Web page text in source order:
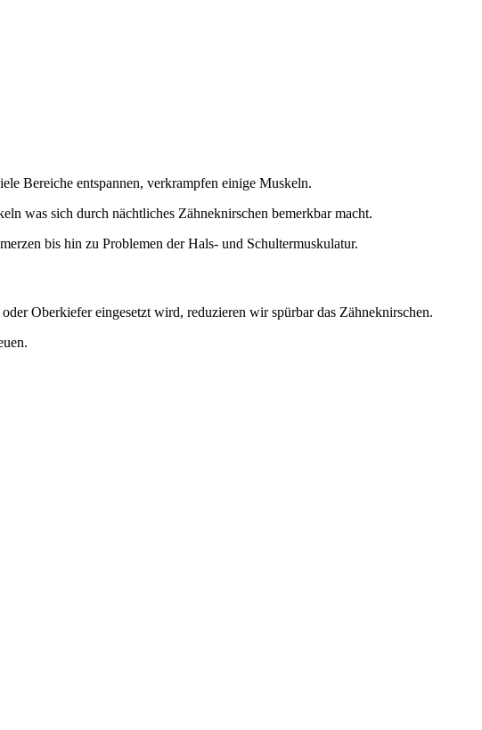
Bereiche entspannen, verkrampfen einige Muskeln.
was sich durch nächtliches Zähneknirschen bemerkbar macht.
bis hin zu Problemen der Hals- und Schultermuskulatur.
Oberkiefer eingesetzt wird, reduzieren wir spürbar das Zähneknirschen.